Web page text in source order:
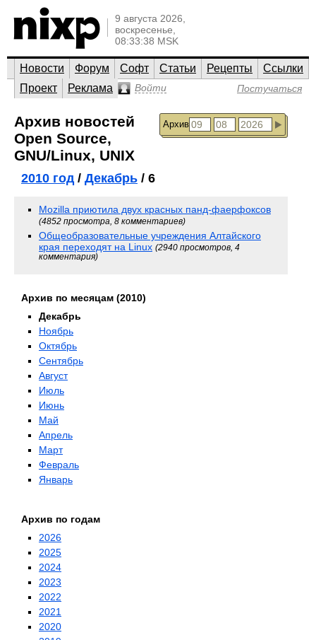
9 августа 2026,
воскресенье,
08:33:38 MSK
Новости Форум Софт Статьи Рецепты
Ссылки
Проект
Реклама Войти Постучаться
Архив
Архив новостей
Open Source,
GNU/Linux, UNIX
2010 год/ Декабрь / 6
Mozilla приютила двух красных панд-фаерфоксов
(4852 просмотра, 8 комментариев)
Общеобразовательные учреждения Алтайского
края переходят на Linux (2940 просмотров, 4
комментария)
Архив по месяцам (2010)
Декабрь
Ноябрь
Октябрь
Сентябрь
Август
Июль
Июнь
Май
Апрель
Март
Февраль
Январь
Архив по годам
2026
2025
2024
2023
2022
2021
2020